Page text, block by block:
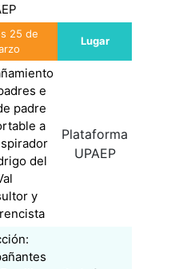
25 de
Lugar
e
padre
a
del
y
Plataforma
UPAEP